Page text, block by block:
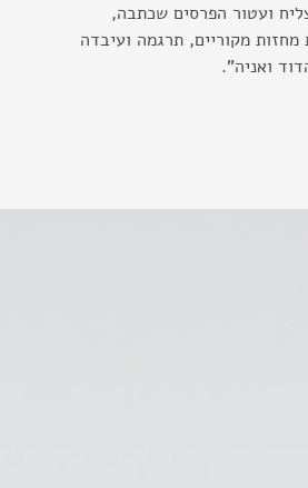
ועטור הפרסים שכתבה,
מקוריים, תרגמה ועיבדה
ואניה".